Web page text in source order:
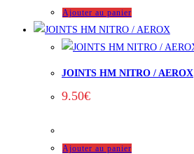
Ajouter au panier
JOINTS HM NITRO / AEROX
9.50€
Ajouter au panier